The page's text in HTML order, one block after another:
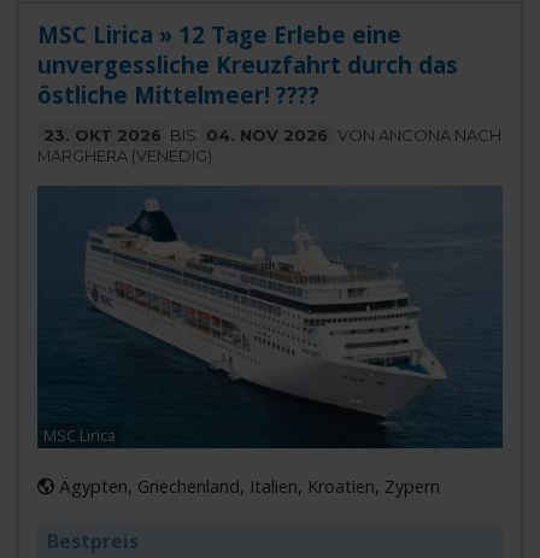
MSC Lirica » 12 Tage Erlebe eine
unvergessliche Kreuzfahrt durch das
östliche Mittelmeer! ????
23. OKT 2026 BIS 04. NOV 2026 VON ANCONA NACH
MARGHERA (VENEDIG)
MSC Lirica
Ägypten, Griechenland, Italien, Kroatien, Zypern
Bestpreis